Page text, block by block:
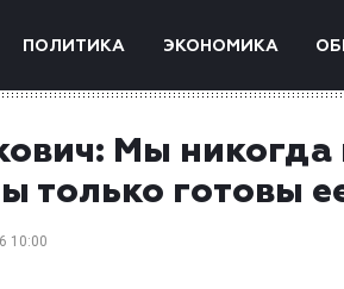
ПОЛИТИКА ЭКОНОМИКА
Мы
только готовы
10:00